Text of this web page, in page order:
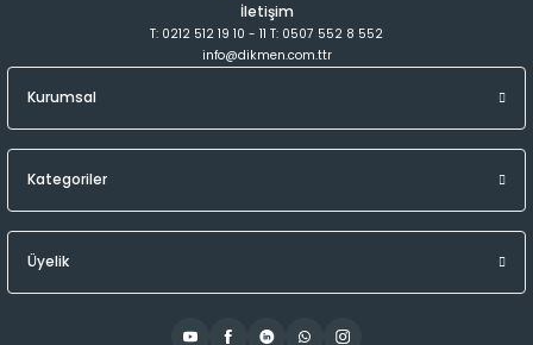
İletişim
T: 0212 512 19 10 - 11 T: 0507 552 8 552
info@dikmen.com.ttr
Kurumsal
Kategoriler
Üyelik